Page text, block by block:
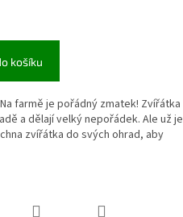
košíku
farmě je pořádný zmatek! Zvířátka
a dělají velký nepořádek. Ale už je
zvířátka do svých ohrad, aby